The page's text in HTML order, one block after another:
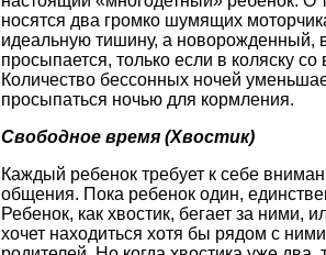
носятся два громко шумящих
идеальную тишину, а новорожденный,
просыпается, только если в коляску
Количество бессонных ночей
просыпаться ночью для кормления.
Свободное время (Хвостик)
Каждый ребенок требует к себе
общения. Пока ребенок один,
Ребенок, как хвостик, бегает за ними,
хочет находиться хотя бы рядом с